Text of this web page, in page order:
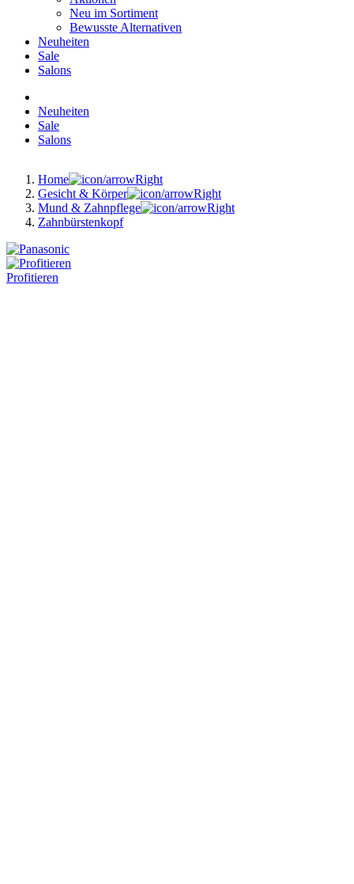
Neu im Sortiment
Bewusste Alternativen
Neuheiten
Sale
Salons
Neuheiten
Sale
Salons
Home
Gesicht & Körper
Mund & Zahnpflege
Zahnbürstenkopf
Profitieren